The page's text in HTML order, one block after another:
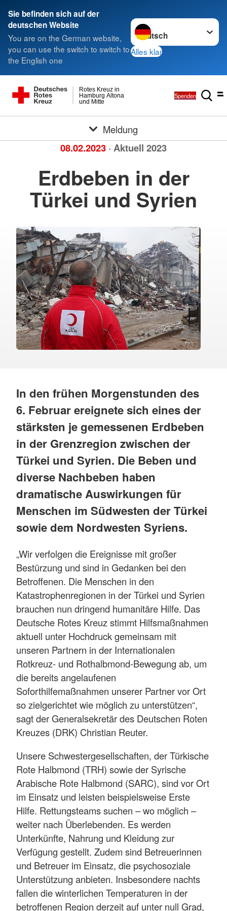
Sie befinden sich auf der
deutschen Website
You are on the German website,
you can use the switch to switch to
the English one
Sprache wechseln zu
Alles klar
und Mitte
Hamburg Altona
Rotes Kreuz in
Spenden
Meldung
08.02.2023 · Aktuell 2023
Erdbeben in der
Türkei und Syrien
In den frühen Morgenstunden des
6. Februar ereignete sich eines der
stärksten je gemessenen Erdbeben
in der Grenzregion zwischen der
Türkei und Syrien. Die Beben und
diverse Nachbeben haben
dramatische Auswirkungen für
Menschen im Südwesten der Türkei
sowie dem Nordwesten Syriens.
„Wir verfolgen die Ereignisse mit großer
Bestürzung und sind in Gedanken bei den
Betroffenen. Die Menschen in den
Katastrophenregionen in der Türkei und Syrien
brauchen nun dringend humanitäre Hilfe. Das
Deutsche Rotes Kreuz stimmt Hilfsmaßnahmen
aktuell unter Hochdruck gemeinsam mit
unseren Partnern in der Internationalen
Rotkreuz- und Rothalbmond-Bewegung ab, um
die bereits angelaufenen
Soforthilfemaßnahmen unserer Partner vor Ort
so zielgerichtet wie möglich zu unterstützen“,
sagt der Generalsekretär des Deutschen Roten
Kreuzes (DRK) Christian Reuter.
Unsere Schwestergesellschaften, der Türkische
Rote Halbmond (TRH) sowie der Syrische
Arabische Rote Halbmond (SARC), sind vor Ort
im Einsatz und leisten beispielsweise Erste
Hilfe. Rettungsteams suchen – wo möglich –
weiter nach Überlebenden. Es werden
Unterkünfte, Nahrung und Kleidung zur
Verfügung gestellt. Zudem sind Betreuerinnen
und Betreuer im Einsatz, die psychosoziale
Unterstützung anbieten. Insbesondere nachts
fallen die winterlichen Temperaturen in der
betroffenen Region derzeit auf unter null Grad,